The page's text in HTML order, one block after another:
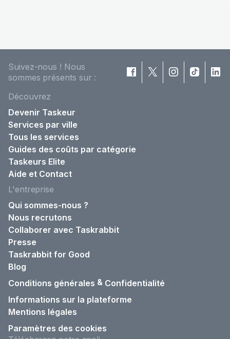
Suivez-nous ! Nous
sommes présents sur :
Découvrez
Devenir Taskeur
Services par ville
Tous les services
Guides des coûts par catégorie
Taskeurs Elite
Aide et Contact
L'entreprise
Qui sommes-nous ?
Nous recrutons
Collaborer avec Taskrabbit
Presse
Taskrabbit for Good
Blog
Conditions générales & Confidentialité
Informations sur la plateforme
Mentions légales
Paramètres des cookies